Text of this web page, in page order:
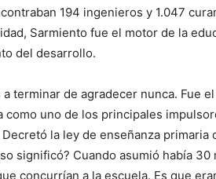
194 ingenieros y 1.047
Sarmiento fue el motor de la
del desarrollo.
a terminar de agradecer nunca. Fue
como uno de los principales
la ley de enseñanza primaria
significó? Cuando asumió había
concurrían a la escuela. Es que